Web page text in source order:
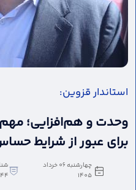
استاندار قزوین:
وحدت و هم‌افزایی؛
برای عبور از شرایط
چهارشنبه 06 خرداد
1405